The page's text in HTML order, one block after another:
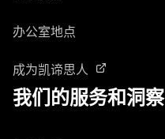
办公室地点
成为凯谛思人
我们的服务和洞察